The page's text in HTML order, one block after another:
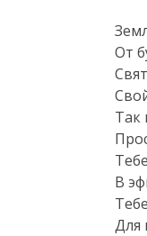
От
Так
В
Для